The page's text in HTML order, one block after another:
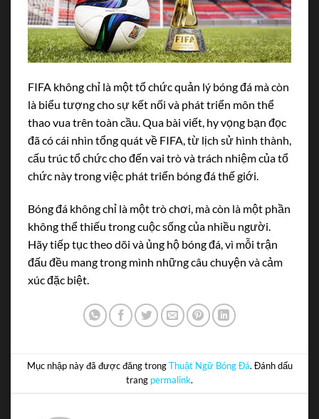
FIFA không chỉ là một tổ chức quản lý bóng đá mà còn
là biểu tượng cho sự kết nối và phát triển môn thể
thao vua trên toàn cầu. Qua bài viết, hy vọng bạn đọc
đã có cái nhìn tổng quát về FIFA, từ lịch sử hình thành,
cấu trúc tổ chức cho đến vai trò và trách nhiệm của tổ
chức này trong việc phát triển bóng đá thế giới.
Bóng đá không chỉ là một trò chơi, mà còn là một phần
không thể thiếu trong cuộc sống của nhiều người.
Hãy tiếp tục theo dõi và ủng hộ bóng đá, vì mỗi trận
đấu đều mang trong mình những câu chuyện và cảm
xúc đặc biệt.
Mục nhập này đã được đăng trongThuật Ngữ Bóng Đá. Đánh dấu
trang permalink.